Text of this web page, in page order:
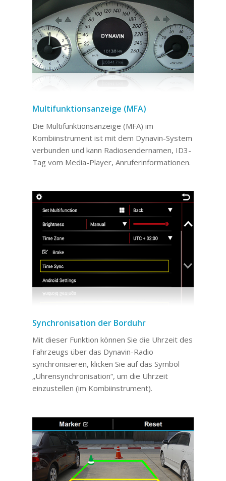
Multifunktionsanzeige (MFA)
Die Multifunktionsanzeige (MFA) im
Kombiinstrument ist mit dem Dynavin-System
verbunden und kann Radiosendernamen, ID3-
Tag vom Media-Player, Anruferinformationen.
Synchronisation der Borduhr
Mit dieser Funktion können Sie die Uhrzeit des
Fahrzeugs über das Dynavin-Radio
synchronisieren, klicken Sie auf das Symbol
„Uhrensynchronisation“, um die Uhrzeit
einzustellen (im Kombiinstrument).